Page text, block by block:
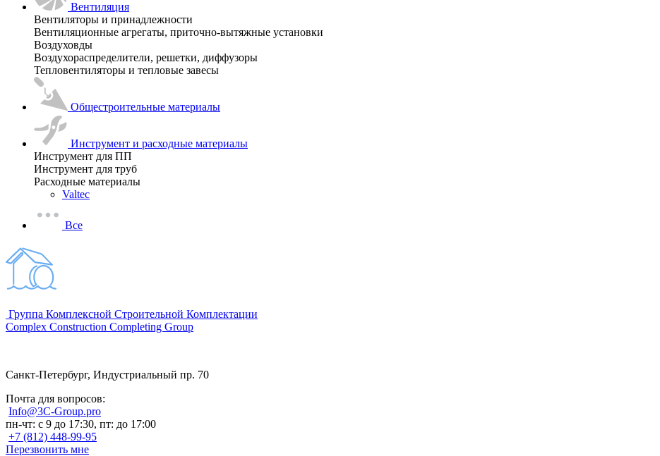
Вентиляция
Вентиляторы и принадлежности
Вентиляционные агрегаты, приточно-вытяжные установки
Воздуховды
Воздухораспределители, решетки, диффузоры
Тепловентиляторы и тепловые завесы
Общестроительные материалы
Инструмент и расходные материалы
Инструмент для ПП
Инструмент для труб
Расходные материалы
Valtec
Все
Группа Комплексной Строительной Комплектации
Complex Construction Completing Group
Санкт-Петербург, Индустриальный пр. 70
Почта для вопросов:
Info@3C-Group.pro
пн-чт: с 9 до 17:30, пт: до 17:00
+7 (812) 448-99-95
Перезвонить мне